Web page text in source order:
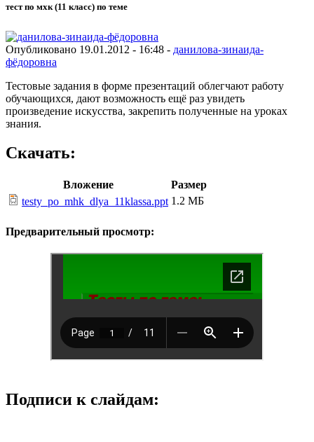
тест по мхк (11 класс) по теме
Опубликовано 19.01.2012 - 16:48 - данилова-зинаида-
фёдоровна
Тестовые задания в форме презентаций облегчают работу
обучающихся, дают возможность ещё раз увидеть
произведение искусства, закрепить полученные на уроках
знания.
Скачать:
Вложение
Размер
testy_po_mhk_dlya_11klassa.ppt 1.2 МБ
Предварительный просмотр:
Подписи к слайдам: